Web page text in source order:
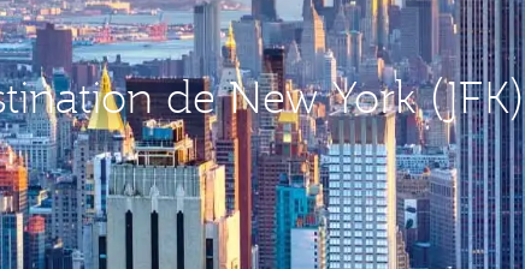
de New York (JFK)